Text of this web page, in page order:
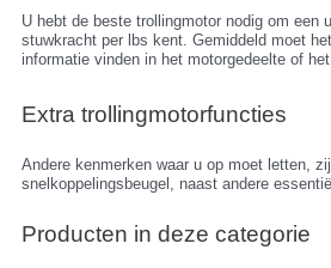
U hebt de beste trollingmotor nodig om
stuwkracht per lbs kent. Gemiddeld moet
informatie vinden in het motorgedeelte of
Extra trollingmotorfuncties
Andere kenmerken waar u op moet letten,
snelkoppelingsbeugel, naast andere
Producten in deze categorie